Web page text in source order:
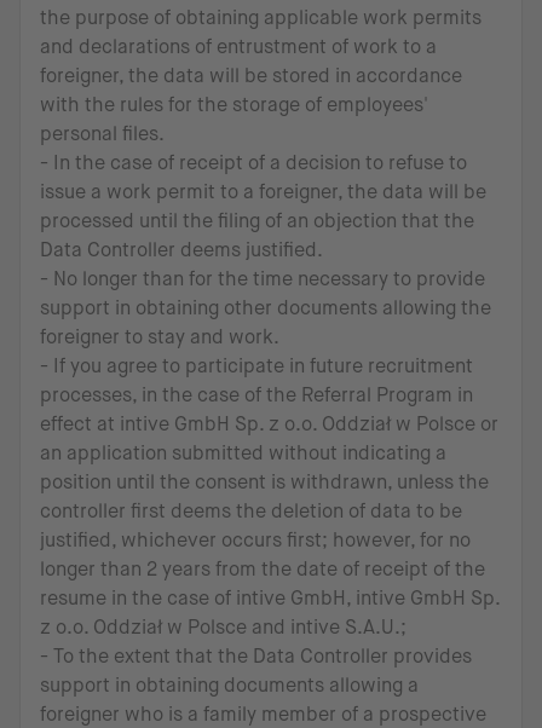
the purpose of obtaining applicable work permits
and declarations of entrustment of work to a
foreigner, the data will be stored in accordance
with the rules for the storage of employees'
personal files.
- In the case of receipt of a decision to refuse to
issue a work permit to a foreigner, the data will be
processed until the filing of an objection that the
Data Controller deems justified.
- No longer than for the time necessary to provide
support in obtaining other documents allowing the
foreigner to stay and work.
- If you agree to participate in future recruitment
processes, in the case of the Referral Program in
effect at intive GmbH Sp. z o.o. Oddział w Polsce or
an application submitted without indicating a
position until the consent is withdrawn, unless the
controller first deems the deletion of data to be
justified, whichever occurs first; however, for no
longer than 2 years from the date of receipt of the
resume in the case of intive GmbH, intive GmbH Sp.
z o.o. Oddział w Polsce and intive S.A.U.;
- To the extent that the Data Controller provides
support in obtaining documents allowing a
foreigner who is a family member of a prospective